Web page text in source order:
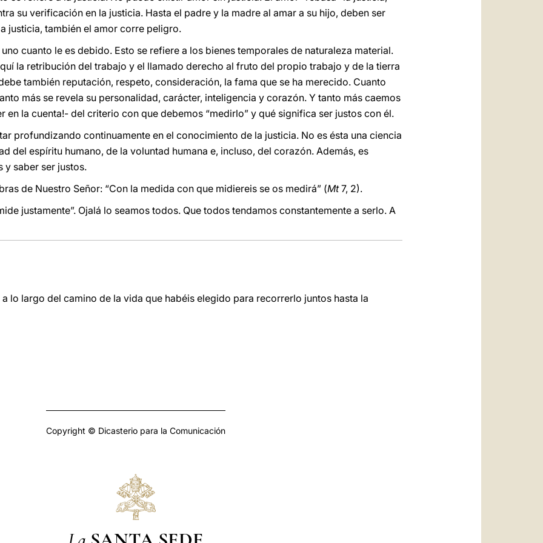
su verificación en la justicia. Hasta el padre y la madre al amar a su hijo, deben ser
justicia, también el amor corre peligro.
cuanto le es debido. Esto se refiere a los bienes temporales de naturaleza material.
la retribución del trabajo y el llamado derecho al fruto del propio trabajo y de la tierra
también reputación, respeto, consideración, la fama que se ha merecido. Cuanto
más se revela su personalidad, carácter, inteligencia y corazón. Y tanto más caemos
en la cuenta!- del criterio con que debemos “medirlo” y qué significa ser justos con él.
profundizando continuamente en el conocimiento de la justicia. No es ésta una ciencia
del espíritu humano, de la voluntad humana e, incluso, del corazón. Además, es
y saber ser justos.
de Nuestro Señor: “Con la medida con que midiereis se os medirá” (Mt7, 2).
justamente”. Ojalá lo seamos todos. Que todos tendamos constantemente a serlo. A
lo largo del camino de la vida que habéis elegido para recorrerlo juntos hasta la
Copyright © Dicasterio para la Comunicación